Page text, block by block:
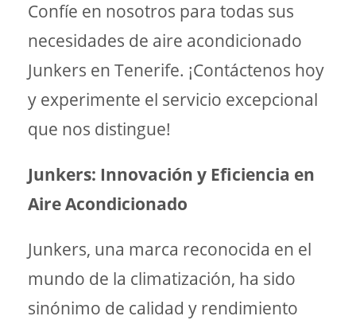
Confíe en nosotros para todas sus
necesidades de aire acondicionado
Junkers en Tenerife. ¡Contáctenos hoy
y experimente el servicio excepcional
que nos distingue!
Junkers: Innovación y Eficiencia en
Aire Acondicionado
Junkers, una marca reconocida en el
mundo de la climatización, ha sido
sinónimo de calidad y rendimiento